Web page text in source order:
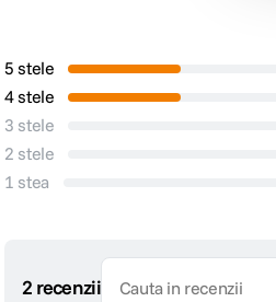
5 stele
4 stele
3 stele
2 stele
1 stea
2 recenzii